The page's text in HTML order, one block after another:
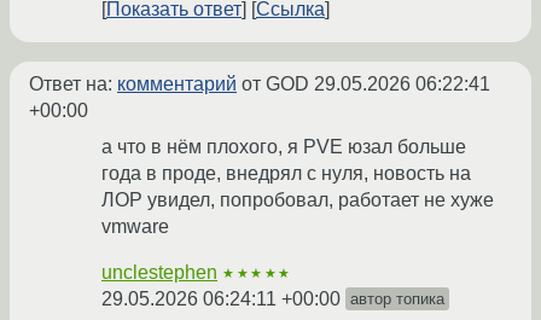
Показать ответ
Ссылка
Ответ на: комментарий от GOD 29.05.2026 06:22:41
+00:00
а что в нём плохого, я PVE юзал больше
года в проде, внедрял с нуля, новость на
ЛОР увидел, попробовал, работает не хуже
vmware
unclestephen ★★★★★
29.05.2026 06:24:11 +00:00 автор топика